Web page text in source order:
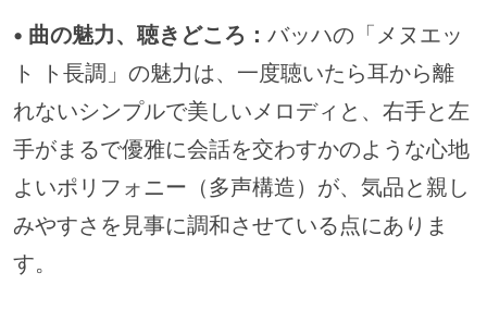
• 曲の魅力、聴きどころ： バッハの「メヌエッ
ト ト長調」の魅力は、一度聴いたら耳から離
れないシンプルで美しいメロディと、右手と左
手がまるで優雅に会話を交わすかのような心地
よいポリフォニー（多声構造）が、気品と親し
みやすさを見事に調和させている点にありま
す。